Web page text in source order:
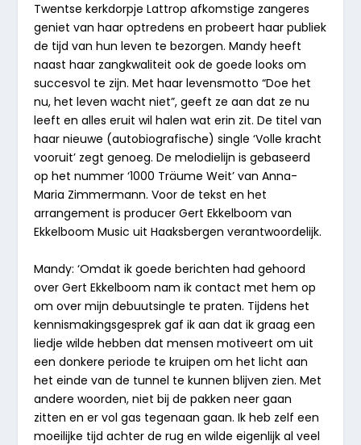
Twentse kerkdorpje Lattrop afkomstige zangeres
geniet van haar optredens en probeert haar publiek
de tijd van hun leven te bezorgen. Mandy heeft
naast haar zangkwaliteit ook de goede looks om
succesvol te zijn. Met haar levensmotto “Doe het
nu, het leven wacht niet”, geeft ze aan dat ze nu
leeft en alles eruit wil halen wat erin zit. De titel van
haar nieuwe (autobiografische) single ‘Volle kracht
vooruit’ zegt genoeg. De melodielijn is gebaseerd
op het nummer ‘1000 Träume Weit’ van Anna-
Maria Zimmermann. Voor de tekst en het
arrangement is producer Gert Ekkelboom van
Ekkelboom Music uit Haaksbergen verantwoordelijk.
Mandy: ‘Omdat ik goede berichten had gehoord
over Gert Ekkelboom nam ik contact met hem op
om over mijn debuutsingle te praten. Tijdens het
kennismakingsgesprek gaf ik aan dat ik graag een
liedje wilde hebben dat mensen motiveert om uit
een donkere periode te kruipen om het licht aan
het einde van de tunnel te kunnen blijven zien. Met
andere woorden, niet bij de pakken neer gaan
zitten en er vol gas tegenaan gaan. Ik heb zelf een
moeilijke tijd achter de rug en wilde eigenlijk al veel